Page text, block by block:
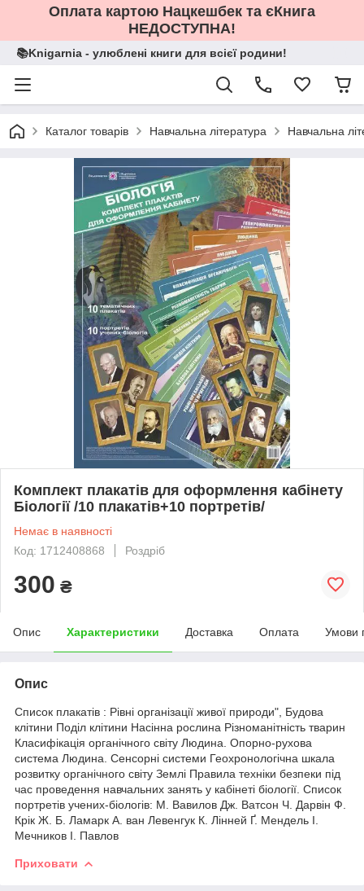
Оплата картою Нацкешбек та єКнига
НЕДОСТУПНА!
📚Knigarnia - улюблені книги для всієї родини!
Каталог товарів Навчальна література Навчальна
Комплект плакатів для оформлення кабінету
Біології /10 плакатів+10 портретів/
Немає в наявності
Код: 1712408868
Роздріб
300 ₴
Опис Характеристики Доставка Оплата Умови
Опис
Список плакатів : Рівні організації живої природи", Будова
клітини Поділ клітини Насінна рослина Різноманітність тварин
Класифікація органічного світу Людина. Опорно-рухова
система Людина. Сенсорні системи Геохронологічна шкала
розвитку органічного світу Землі Правила техніки безпеки під
час проведення навчальних занять у кабінеті біології. Список
портретів учених-біологів: М. Вавилов Дж. Ватсон Ч. Дарвін Ф.
Крік Ж. Б. Ламарк А. ван Левенгук К. Лінней Ґ. Мендель І.
Мечников І. Павлов
Приховати